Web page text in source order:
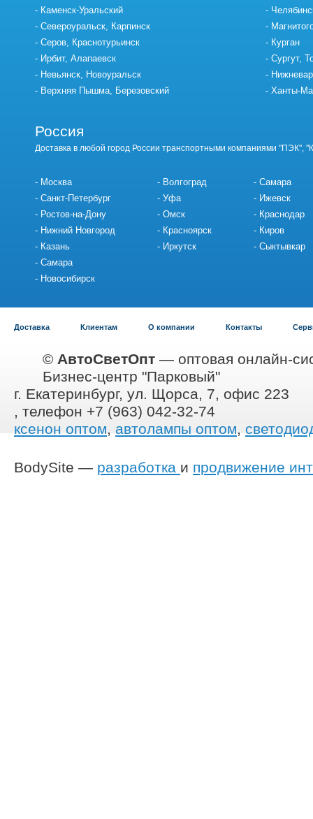
Каменск-Уральский
Североуральск, Карпинск
Серов, Краснотурьинск
Ирбит, Алапаевск
Невьянск, Новоуральск
Верхняя Пышма, Березовский
Курган
Сургут,
Ханты-
Россия
Доставка в любой город России транспортными компаниями "ПЭК",
Москва
Санкт-Петербург
Ростов-на-Дону
Нижний Новгород
Казань
Самара
Новосибирск
Волгоград
Уфа
Омск
Красноярск
Иркутск
Самара
Ижевск
Краснодар
Киров
Сыктывкар
Доставка Клиентам О компании Контакты
© АвтоСветОпт — оптовая онлайн-
Бизнес-центр "Парковый"
г. Екатеринбург, ул. Щорса, 7, офис 223
, телефон +7 (963) 042-32-74
ксенон оптом, автолампы оптом,
BodySite — разработка и продвижение